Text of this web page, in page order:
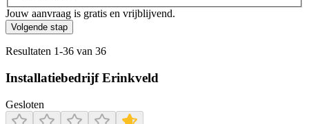
Jouw aanvraag is gratis en vrijblijvend.
Volgende stap
Resultaten 1-36 van 36
Installatiebedrijf Erinkveld
Gesloten